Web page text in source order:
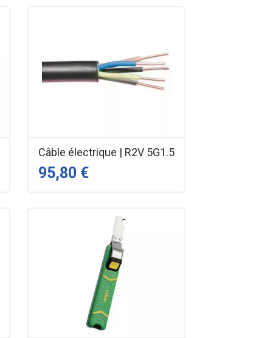
Câble électrique | R2V 5G1.5
95,80 €